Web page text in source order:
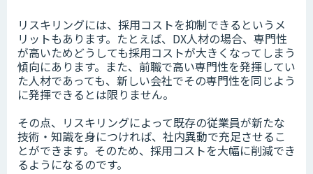
リスキリングには、採用コストを抑制できるというメ
リットもあります。たとえば、DX人材の場合、専門性
が高いためどうしても採用コストが大きくなってしまう
傾向にあります。また、前職で高い専門性を発揮してい
た人材であっても、新しい会社でその専門性を同じよう
に発揮できるとは限りません。
その点、リスキリングによって既存の従業員が新たな
技術・知識を身につければ、社内異動で充足させるこ
とができます。そのため、採用コストを大幅に削減でき
るようになるのです。